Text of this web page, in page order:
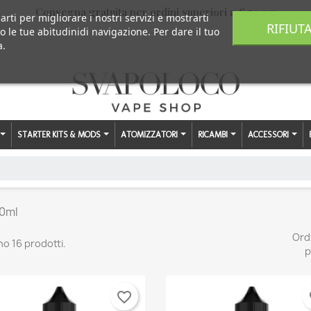
Consegna gratuita per ordini superiori a € 59,00
STARTER KITS & MODS ATOMIZZATORI RICAMBI ACCESSORI
16 prodotti.
favorite_border
per migliorare i nostri servizi e mostrarti
le tue abitudinidi navigazione. Per dare il tuo